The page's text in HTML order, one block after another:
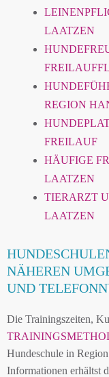
LAATZEN
REGION
FREILAUF
HÄUFIGE
LAATZEN
TIERARZT
LAATZEN
NÄHEREN
UND
Die Trainingszeiten,
Hundeschule in
Informationen erhältst